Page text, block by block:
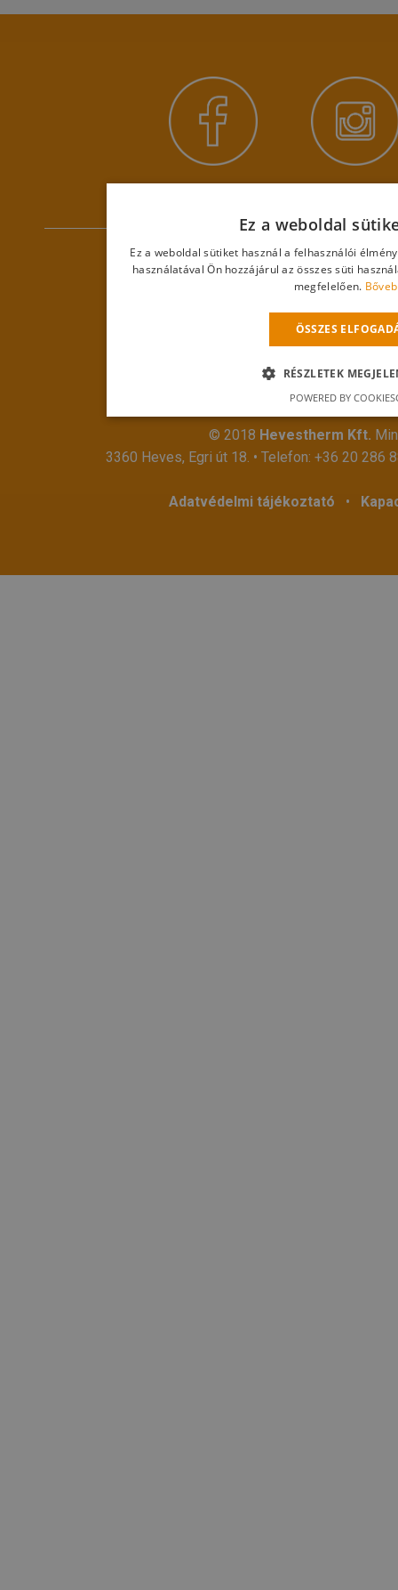
© 2018 Hevestherm Kft.
3360 Heves, Egri út 18. • Telefon: +36 20 286
Adatvédelmi tájékoztató •
Ez a weboldal
Ez a weboldal sütiket használ a felhasználói
használatával Ön hozzájárul az összes süti
megfelelően.
ÖSSZES
RÉSZLETEK
POWERED BY